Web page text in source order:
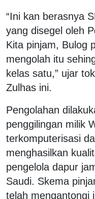
“Ini kan berasnya
yang disegel oleh
Kita pinjam, Bulog
mengolah itu
kelas satu,” ujar
Zulhas ini.
Pengolahan
penggilingan milik
terkomputerisasi
menghasilkan
pengelola dapur
Saudi. Skema
telah mengantongi